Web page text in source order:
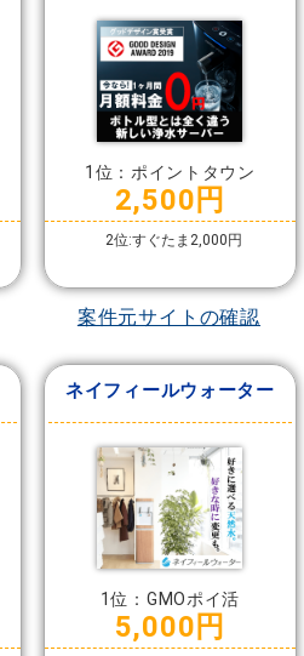
1位：ポイントタウン
2,500円
2位:すぐたま2,000円
案件元サイトの確認
ネイフィールウォーター
1位：GMOポイ活
5,000円